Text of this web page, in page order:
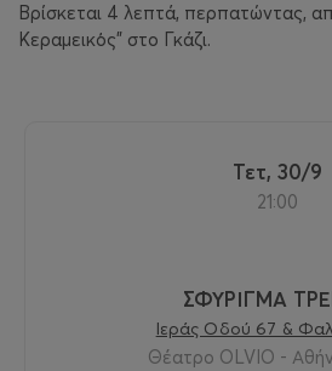
Βρίσκεται 4 λεπτά, περπατώντας,
Κεραμεικὀς” στο Γκάζι.
Τετ, 30/9
21:00
ΣΦΥΡΙΓΜΑ
Ιεράς Οδού 67 &
Θέατρο OLVIO -